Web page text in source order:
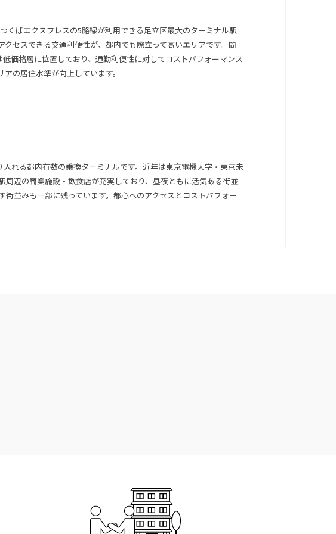
くばエクスプレスの5路線が利用できる足立区最大のターミナル駅
セスできる交通利便性が、都内でも際立って高いエリアです。間
価格層に位置しており、通勤利便性に対してコストパフォーマンス
の居住水準が向上しています。
れる都内有数の乗換ターミナルです。近年は東京電機大学・東京未
辺の商業施設・飲食店が充実しており、昼夜ともに活気ある街並
並みも一部に残っています。都心へのアクセスとコストパフォー